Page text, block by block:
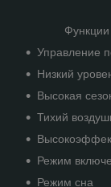
Функции
Управление
Низкий
Высокая
Тихий
Режим
Режим сна